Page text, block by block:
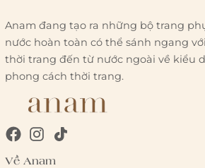
Anam đang tạo ra những bộ trang
nước hoàn toàn có thể sánh ngang
thời trang đến từ nước ngoài về kiểu
phong cách thời trang.
Về Anam